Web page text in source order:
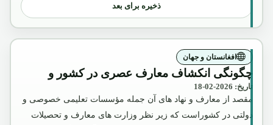
ذخیره برای بعد
افغانستان و جهان
چگونگی انکشاف معارف عصری در کشور و
تاریخ: 2026-02-18
مقصد از معارف و نهاد های آن جمله مؤسسات تعلیمی خصوصی و
دولتی در کشوراست که زیر نظر وزارت های معارف و تحصیلات